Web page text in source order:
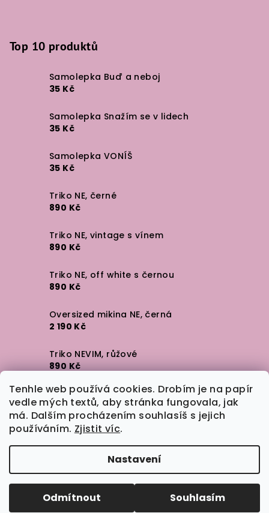
Tenhle web používá cookies. Drobím je na papír
vedle mých textů, aby stránka fungovala, jak
má. Dalším procházením souhlasíš s jejich
používáním. Zjistit víc.
Nastavení
Odmítnout Souhlasím
Top 10 produktů
Samolepka Buď a neboj
35 Kč
Samolepka Snažím se v lidech
35 Kč
Samolepka VONÍŠ
35 Kč
Triko NE, černé
890 Kč
Triko NE, vintage s vínem
890 Kč
Triko NE, off white s černou
890 Kč
Oversized mikina NE, černá
2 190 Kč
Triko NEVIM, růžové
890 Kč
Triko NEVIM, off white
890 Kč
Samolepka NE
35 Kč
Upravit nastavení cookies